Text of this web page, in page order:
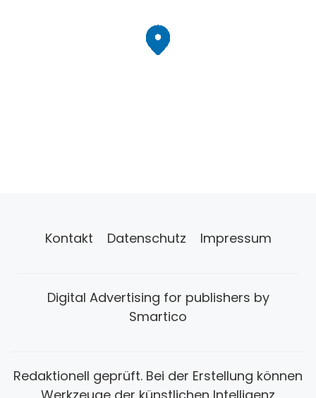
Kontakt Datenschutz Impressum
Digital Advertising for publishers by
Smartico
Redaktionell geprüft. Bei der Erstellung können